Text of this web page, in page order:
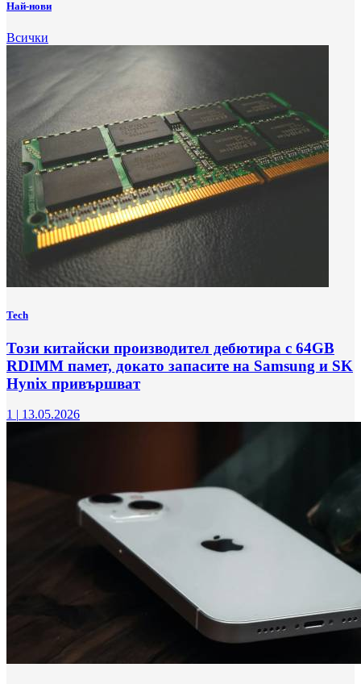
Най-нови
Всички
Tech
Този китайски производител дебютира с 64GB
RDIMM памет, докато запасите на Samsung и SK
Hynix привършват
1 13.05.2026